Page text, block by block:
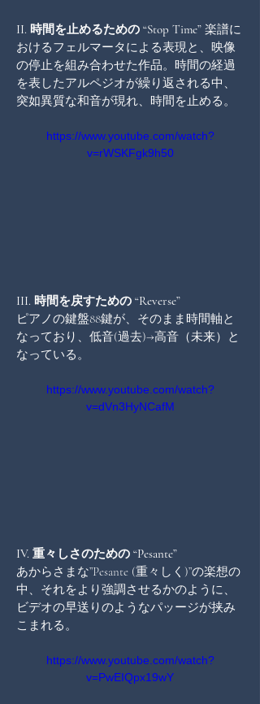
II. 時間を止めるための “Stop Time” 楽譜に
おけるフェルマータによる表現と、映像
の停止を組み合わせた作品。時間の経過
を表したアルペジオが繰り返される中、
突如異質な和音が現れ、時間を止める。
https://www.youtube.com/watch?
v=rWSKFgk9h50
III. 時間を戻すための “Reverse”
ピアノの鍵盤88鍵が、そのまま時間軸と
なっており、低音(過去)→高音（未来）と
なっている。
https://www.youtube.com/watch?
v=dVn3HyNCafM
IV. 重々しさのための “Pesante”
あからさまな”Pesante (重々しく)”の楽想の
中、それをより強調させるかのように、
ビデオの早送りのようなパッージが挟み
こまれる。
https://www.youtube.com/watch?
v=PwEIQpx19wY